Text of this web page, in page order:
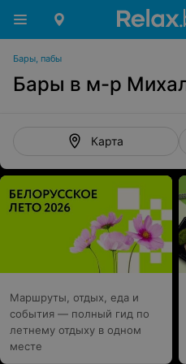
Бары, пабы
Бары в м-р
Карта
Маршруты, отдых, еда и
события — полный гид по
летнему отдыху в одном
месте